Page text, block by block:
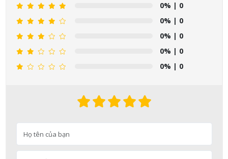
0% | 0
0% | 0
0% | 0
0% | 0
0% | 0